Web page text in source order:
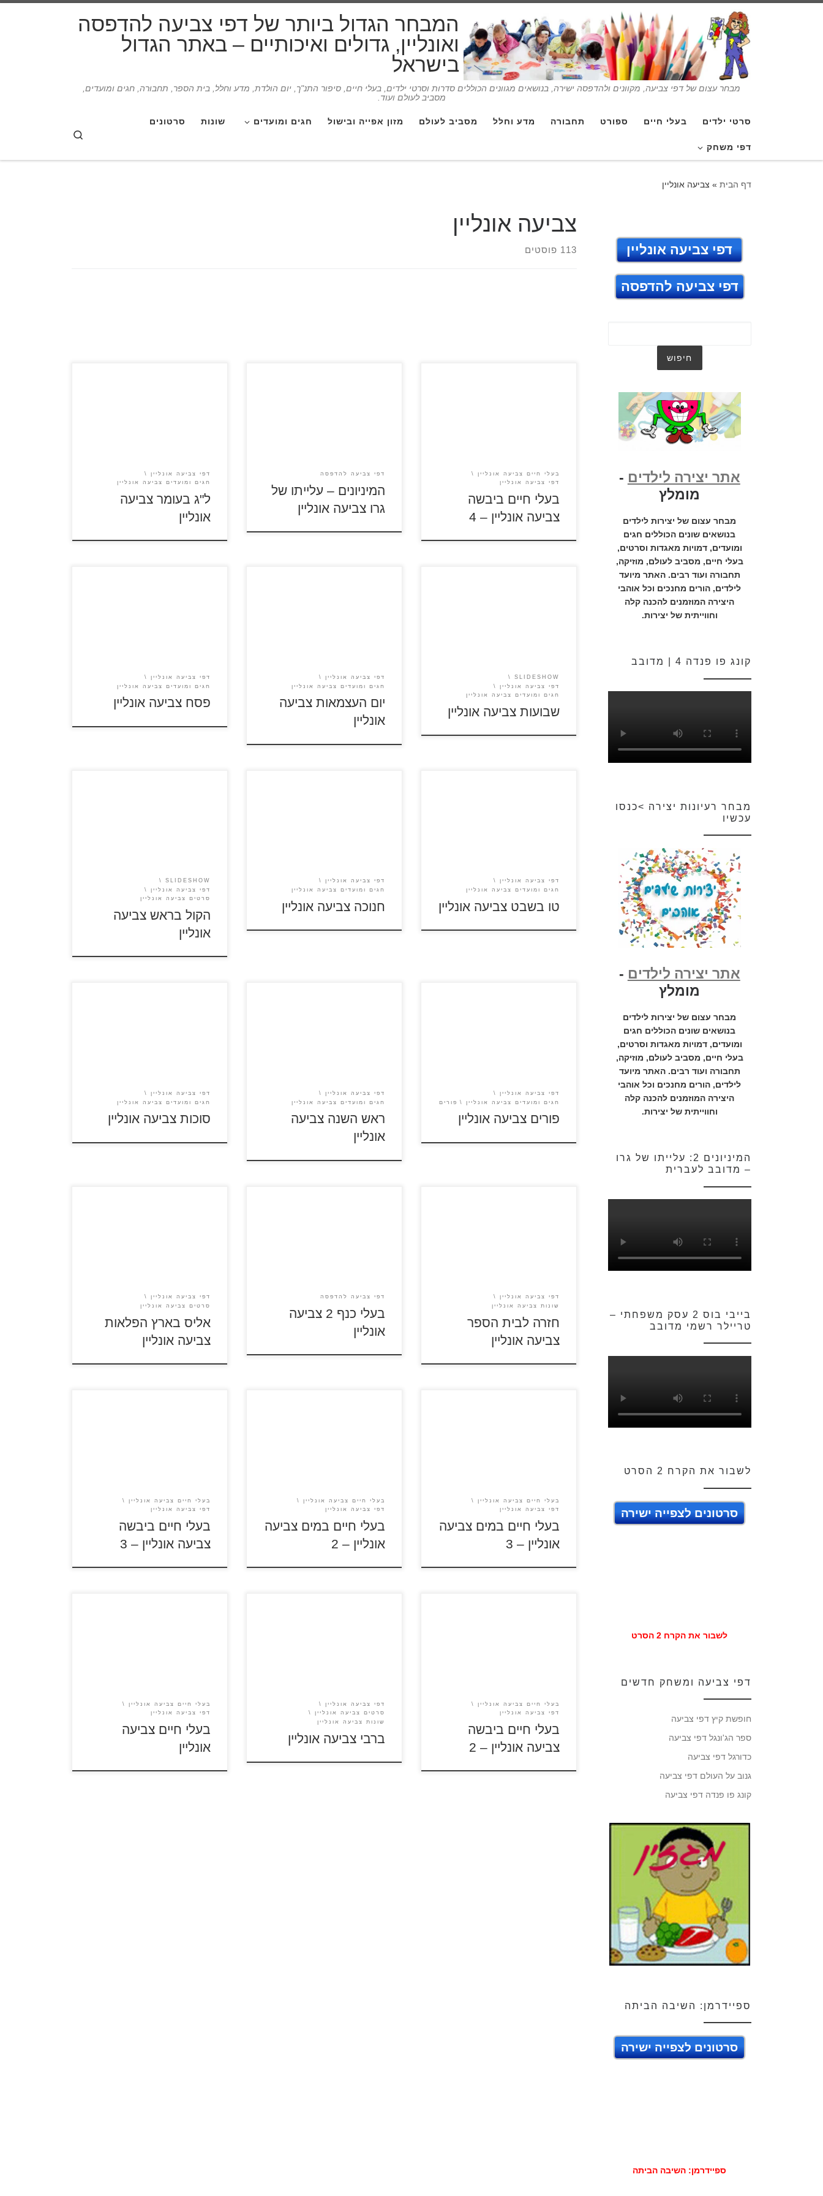
המבחר הגדול ביותר של דפי צביעה להדפסה
ואונליין, גדולים ואיכותיים – באתר הגדול
בישראל
מבחר עצום של דפי צביעה, מקוונים ולהדפסה ישירה, בנושאים מגוונים הכוללים סדרות וסרטי ילדים, בעלי חיים, סיפור התנ"ך, יום הולדת, מדע וחלל, בית הספר, תחבורה, חגים ומועדים,
מסביב לעולם ועוד.
סרטי ילדים בעלי חיים ספורט תחבורה מדע וחלל מסביב לעולם מזון אפייה ובישול חגים ומועדים שונות סרטונים
דפי משחק
דף הבית » צביעה אונליין
צביעה אונליין
113 פוסטים
בעלי חיים צביעה אונליין
דפי צביעה אונליין
בעלי חיים ביבשה
צביעה אונליין – 4
דפי צביעה להדפסה
המיניונים – עלייתו של
גרו צביעה אונליין
דפי צביעה אונליין
חגים ומועדים צביעה אונליין
ל"ג בעומר צביעה
אונליין
SLIDESHOW
דפי צביעה אונליין
חגים ומועדים צביעה אונליין
שבועות צביעה אונליין
דפי צביעה אונליין
חגים ומועדים צביעה אונליין
יום העצמאות צביעה
אונליין
דפי צביעה אונליין
חגים ומועדים צביעה אונליין
פסח צביעה אונליין
דפי צביעה אונליין
חגים ומועדים צביעה אונליין
טו בשבט צביעה אונליין
דפי צביעה אונליין
חגים ומועדים צביעה אונליין
חנוכה צביעה אונליין
SLIDESHOW
דפי צביעה אונליין
סרטים צביעה אונליין
הקול בראש צביעה
אונליין
דפי צביעה אונליין
חגים ומועדים צביעה אונליין
פורים
פורים צביעה אונליין
דפי צביעה אונליין
חגים ומועדים צביעה אונליין
ראש השנה צביעה
אונליין
דפי צביעה אונליין
חגים ומועדים צביעה אונליין
סוכות צביעה אונליין
דפי צביעה אונליין
שונות צביעה אונליין
חזרה לבית הספר
צביעה אונליין
דפי צביעה להדפסה
בעלי כנף 2 צביעה
אונליין
דפי צביעה אונליין
סרטים צביעה אונליין
אליס בארץ הפלאות
צביעה אונליין
בעלי חיים צביעה אונליין
דפי צביעה אונליין
בעלי חיים במים צביעה
אונליין – 3
בעלי חיים צביעה אונליין
דפי צביעה אונליין
בעלי חיים במים צביעה
אונליין – 2
בעלי חיים צביעה אונליין
דפי צביעה אונליין
בעלי חיים ביבשה
צביעה אונליין – 3
בעלי חיים צביעה אונליין
דפי צביעה אונליין
בעלי חיים ביבשה
צביעה אונליין – 2
דפי צביעה אונליין
סרטים צביעה אונליין
שונות צביעה אונליין
ברבי צביעה אונליין
בעלי חיים צביעה אונליין
דפי צביעה אונליין
בעלי חיים צביעה
אונליין
דפי צביעה אונליין
דפי צביעה להדפסה
אתר יצירה לילדים -
מומלץ
מבחר עצום של יצירות לילדים
בנושאים שונים הכוללים חגים
ומועדים, דמויות מאגדות וסרטים,
בעלי חיים, מסביב לעולם, מוזיקה,
תחבורה ועוד רבים. האתר מיועד
לילדים, הורים מחנכים וכל אוהבי
היצירה המוזמנים להכנה קלה
וחווייתית של יצירות.
קונג פו פנדה 4 | מדובב
מבחר רעיונות יצירה >כנסו
עכשיו
אתר יצירה לילדים -
מומלץ
מבחר עצום של יצירות לילדים
בנושאים שונים הכוללים חגים
ומועדים, דמויות מאגדות וסרטים,
בעלי חיים, מסביב לעולם, מוזיקה,
תחבורה ועוד רבים. האתר מיועד
לילדים, הורים מחנכים וכל אוהבי
היצירה המוזמנים להכנה קלה
וחווייתית של יצירות.
המיניונים 2: עלייתו של גרו
– מדובב לעברית
בייבי בוס 2 עסק משפחתי –
טריילר רשמי מדובב
לשבור את הקרח 2 הסרט
סרטונים לצפייה ישירה
לשבור את הקרח 2 הסרט
דפי צביעה ומשחק חדשים
חופשת קיץ דפי צביעה
ספר הג'ונגל דפי צביעה
כדורגל דפי צביעה
גנוב על העולם דפי צביעה
קונג פו פנדה דפי צביעה
ספיידרמן: השיבה הביתה
סרטונים לצפייה ישירה
ספיידרמן: השיבה הביתה